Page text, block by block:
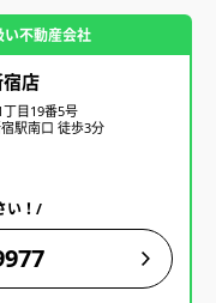
い不動産会社
店
目19番5号
駅南口 徒歩3分
い！/